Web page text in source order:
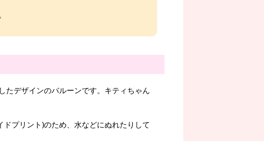
たデザインのバルーンです。キティちゃん
プリント)のため、水などにぬれたりして